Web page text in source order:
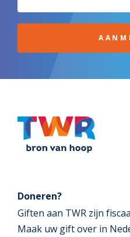
Doneren?
Giften aan TWR zijn
Maak uw gift over in